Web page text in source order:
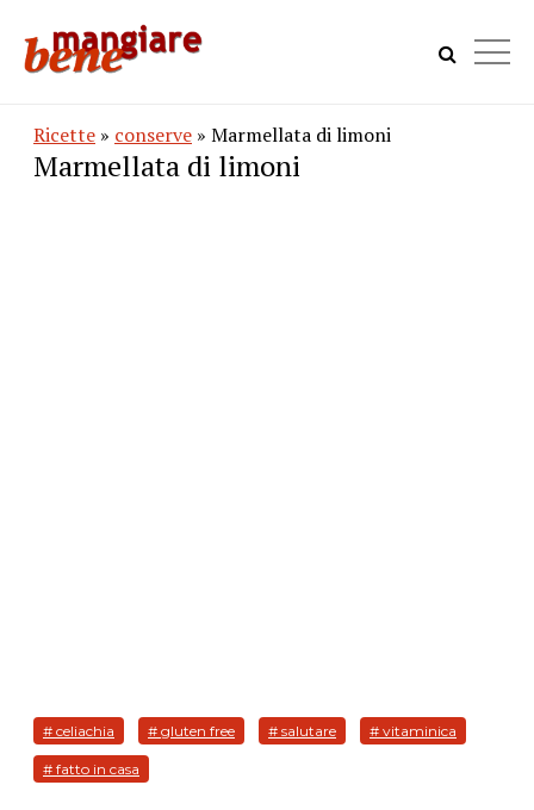
Ricette » conserve » Marmellata di limoni
Marmellata di limoni
# celiachia # gluten free # salutare # vitaminica
# fatto in casa